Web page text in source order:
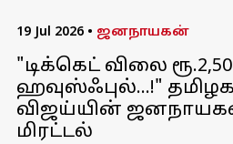
19 Jul 2026 • ஜனநாயகன்
"டிக்கெட் விலை
ஹவுஸ்ஃபுல்...!"
விஜய்யின்
மிரட்டல்